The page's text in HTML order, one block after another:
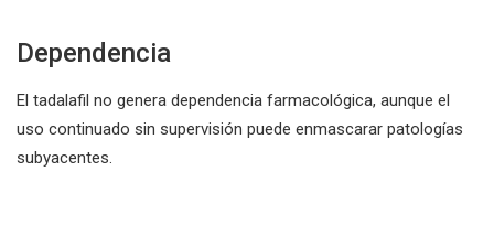
Dependencia
El tadalafil no genera dependencia farmacológica, aunque el
uso continuado sin supervisión puede enmascarar patologías
subyacentes.